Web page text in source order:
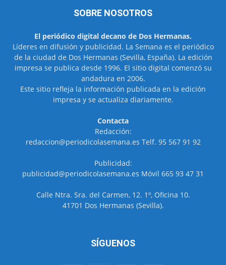
SOBRE NOSOTROS
El periódico digital decano de Dos Hermanas.
Líderes en difusión y publicidad. La Semana es el periódico
de la ciudad de Dos Hermanas (Sevilla, España). La edición
impresa se publica desde 1996. El sitio digital comenzó su
andadura en 2006.
Este sitio refleja la información publicada en la edición
impresa y se actualiza diariamente.
Contacta
Redacción:
redaccion@periodicolasemana.es Telf. 95 567 91 92
Publicidad:
publicidad@periodicolasemana.es Móvil 665 93 47 31
Calle Ntra. Sra. del Carmen, 12. 1º, Oficina 10.
41701 Dos Hermanas (Sevilla).
SÍGUENOS